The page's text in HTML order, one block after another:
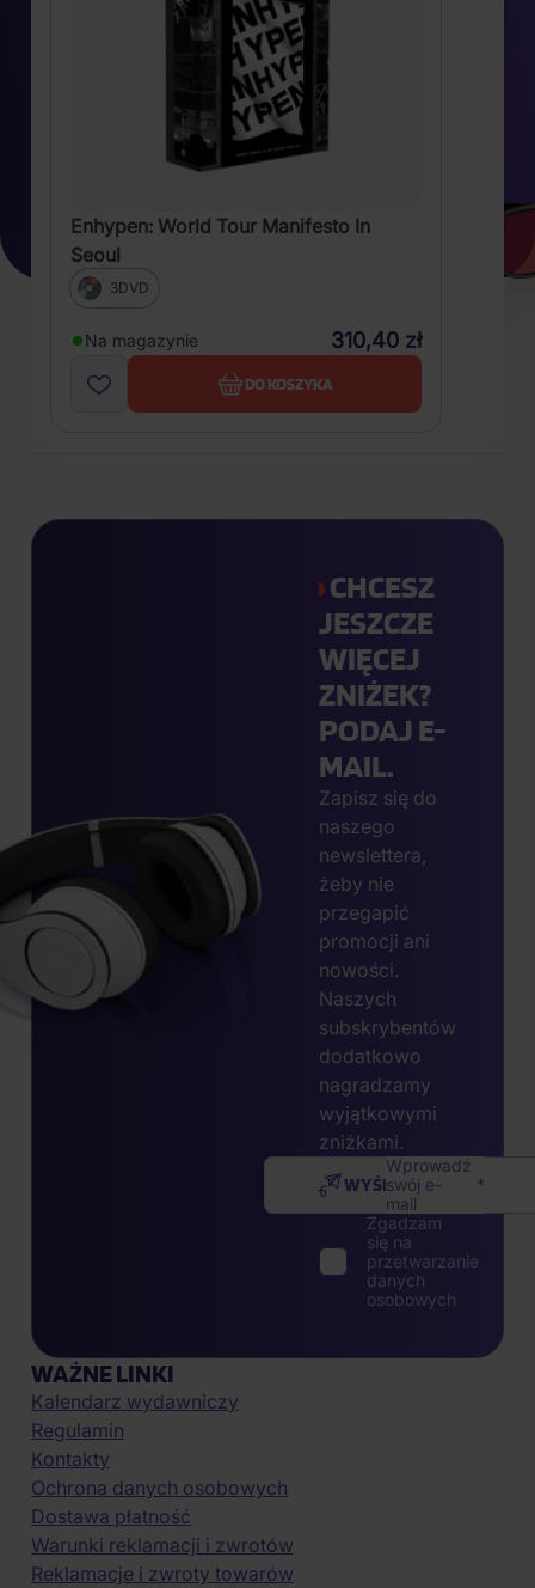
Enhypen: World Tour Manifesto In
Seoul
3DVD
Na magazynie 310,40 zł
DO KOSZYKA
CHCESZ
JESZCZE
WIĘCEJ
ZNIŻEK?
PODAJ E-
MAIL.
Zapisz się do
naszego
newslettera,
żeby nie
przegapić
promocji ani
nowości.
Naszych
subskrybentów
dodatkowo
nagradzamy
wyjątkowymi
zniżkami.
Wprowadź
swój e-
mail
WYŚLIJ
Zgadzam
się na
przetwarzanie
danych
osobowych
WAŻNE LINKI
Kalendarz wydawniczy
Regulamin
Kontakty
Ochrona danych osobowych
Dostawa płatność
Warunki reklamacji i zwrotów
Reklamacje i zwroty towarów